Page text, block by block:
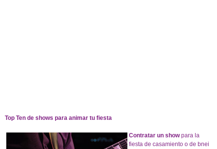
Top Ten de shows para animar tu fiesta
Contratar un showpara la
fiesta de casamiento o de bnei